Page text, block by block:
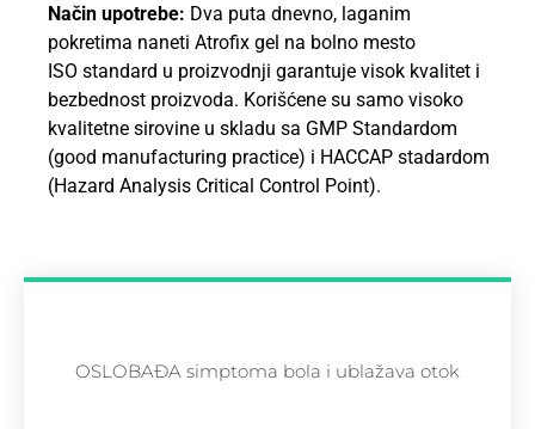
Način upotrebe: Dva puta dnevno, laganim
pokretima naneti Atrofix gel na bolno mesto
ISO standard u proizvodnji garantuje visok kvalitet i
bezbednost proizvoda. Korišćene su samo visoko
kvalitetne sirovine u skladu sa GMP Standardom
(good manufacturing practice) i HACCAP stadardom
(Hazard Analysis Critical Control Point).
OSLOBAĐA simptoma bola i ublažava otok